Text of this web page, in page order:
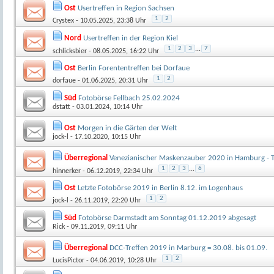
Ost Usertreffen in Region Sachsen
Crystex - 10.05.2025, 23:38 Uhr 1 2
Nord Usertreffen in der Region Kiel
schlicksbier - 08.05.2025, 16:22 Uhr 1 2 3 ... 7
Ost Berlin Forententreffen bei Dorfaue
dorfaue - 01.06.2025, 20:31 Uhr 1 2
Süd Fotobörse Fellbach 25.02.2024
dstatt - 03.01.2024, 10:14 Uhr
Ost Morgen in die Gärten der Welt
jock-l - 17.10.2020, 10:15 Uhr
Überregional Venezianischer Maskenzauber 2020 in Hamburg -
hinnerker - 06.12.2019, 22:34 Uhr 1 2 3 ... 6
Ost Letzte Fotobörse 2019 in Berlin 8.12. im Logenhaus
jock-l - 26.11.2019, 22:20 Uhr 1 2
Süd Fotobörse Darmstadt am Sonntag 01.12.2019 abgesagt
Rick - 09.11.2019, 09:11 Uhr
Überregional DCC-Treffen 2019 in Marburg = 30.08. bis 01.09.
LucisPictor - 04.06.2019, 10:28 Uhr 1 2